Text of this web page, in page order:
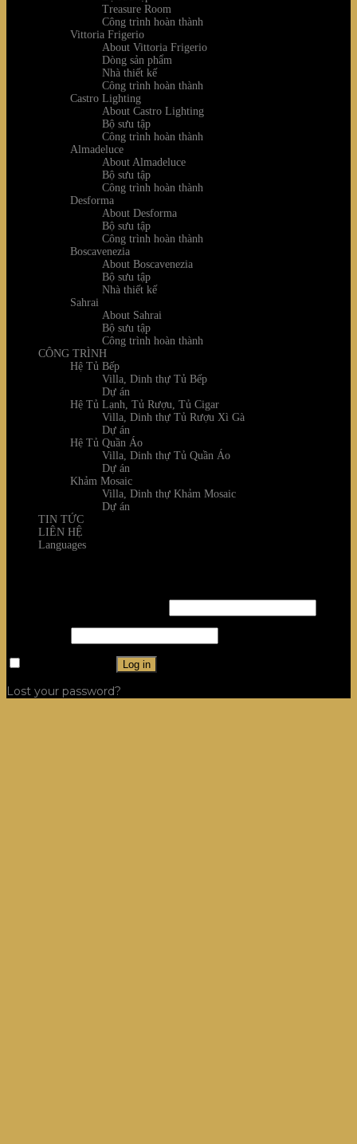
Treasure Room
Công trình hoàn thành
Vittoria Frigerio
About Vittoria Frigerio
Dòng sản phẩm
Nhà thiết kế
Công trình hoàn thành
Castro Lighting
About Castro Lighting
Bộ sưu tập
Công trình hoàn thành
Almadeluce
About Almadeluce
Bộ sưu tập
Công trình hoàn thành
Desforma
About Desforma
Bộ sưu tập
Công trình hoàn thành
Boscavenezia
About Boscavenezia
Bộ sưu tập
Nhà thiết kế
Sahrai
About Sahrai
Bộ sưu tập
Công trình hoàn thành
CÔNG TRÌNH
Hệ Tủ Bếp
Villa, Dinh thự Tủ Bếp
Dự án
Hệ Tủ Lạnh, Tủ Rượu, Tủ Cigar
Villa, Dinh thự Tủ Rượu Xì Gà
Dự án
Hệ Tủ Quần Áo
Villa, Dinh thự Tủ Quần Áo
Dự án
Khảm Mosaic
Villa, Dinh thự Khảm Mosaic
Dự án
TIN TỨC
LIÊN HỆ
Languages
Log in
Lost your password?